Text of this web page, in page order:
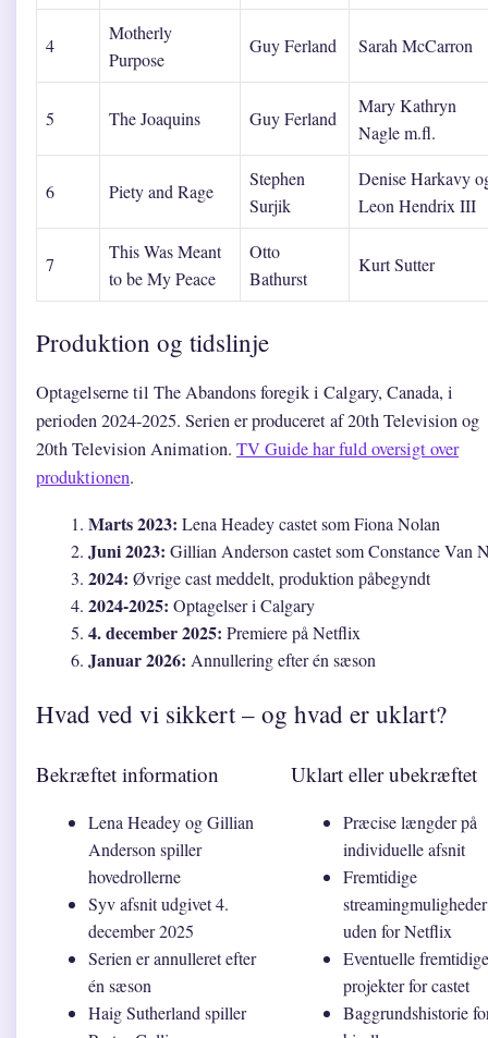
4
Motherly
Purpose
Guy Ferland Sarah McCarron
5 The Joaquins Guy Ferland
Mary Kathryn
Nagle m.fl.
6 Piety and Rage
Stephen
Surjik
Denise Harkavy
Leon Hendrix III
7
This Was Meant
to be My Peace
Otto
Bathurst
Kurt Sutter
Produktion og tidslinje
Optagelserne til The Abandons foregik i Calgary, Canada, i
perioden 2024-2025. Serien er produceret af 20th Television og
20th Television Animation. TV Guide har fuld oversigt over
produktionen.
Marts 2023: Lena Headey castet som Fiona Nolan
Juni 2023: Gillian Anderson castet som Constance Van
2024: Øvrige cast meddelt, produktion påbegyndt
2024-2025: Optagelser i Calgary
4. december 2025: Premiere på Netflix
Januar 2026: Annullering efter én sæson
Hvad ved vi sikkert – og hvad er uklart?
Bekræftet information
Lena Headey og Gillian
Anderson spiller
hovedrollerne
Syv afsnit udgivet 4.
december 2025
Serien er annulleret efter
én sæson
Haig Sutherland spiller
Uklart eller ubekræftet
Præcise længder på
individuelle afsnit
Fremtidige
streamingmuligheder
uden for Netflix
Eventuelle fremtidige
projekter for castet
Baggrundshistorie